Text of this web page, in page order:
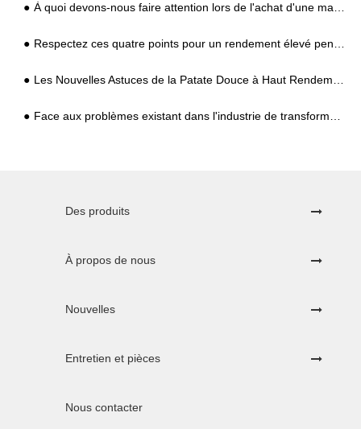
À quoi devons-nous faire attention lors de l'achat d'une machine de traitement de l'amidon de manioc ?
Respectez ces quatre points pour un rendement élevé pendant la période de croissance maximale des patates douces
Les Nouvelles Astuces de la Patate Douce à Haut Rendement, la Clé de la Fertilisation en Période d'Expansion, Simple et Pratique !
Face aux problèmes existant dans l'industrie de transformation de l'amidon de patate douce, quelles sont les solutions pratiques ?
Des produits
À propos de nous
Nouvelles
Entretien et pièces
Nous contacter